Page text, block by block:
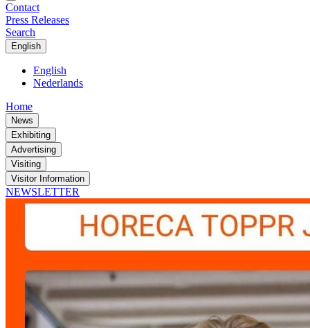
Contact
Press Releases
Search
English
English
Nederlands
Home
News
Exhibiting
Advertising
Visiting
Visitor Information
NEWSLETTER